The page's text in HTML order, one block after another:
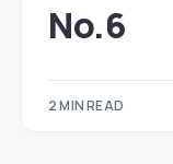
No.6
2 MIN READ